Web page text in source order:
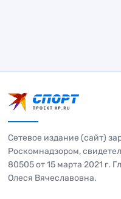
Сетевое издание (сайт)
Роскомнадзором,
80505 от 15 марта 2021 г.
Олеся Вячеславовна.